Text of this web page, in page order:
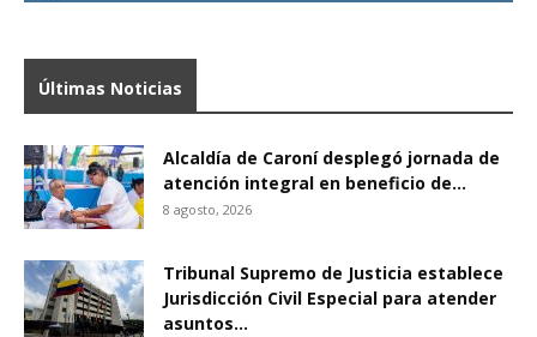
Últimas Noticias
Alcaldía de Caroní desplegó jornada de
atención integral en beneficio de...
8 agosto, 2026
Tribunal Supremo de Justicia establece
Jurisdicción Civil Especial para atender
asuntos...